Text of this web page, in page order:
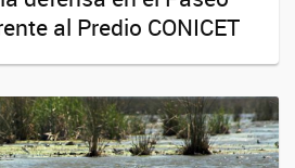
al Predio CONICET